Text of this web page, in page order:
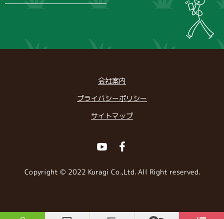
会社案内
プライバシーポリシー
サイトマップ
YoutubeFacebook
Copyright © 2022 Kuragi Co.,Ltd. All Right reserved.